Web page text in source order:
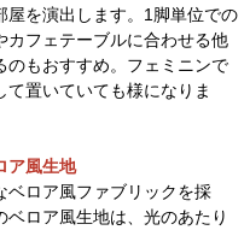
屋を演出します。1脚単位での
カフェテーブルに合わせる他
のもおすすめ。フェミニンで
て置いていても様になりま
ア風生地
ベロア風ファブリックを採
ロア風生地は、光のあたり